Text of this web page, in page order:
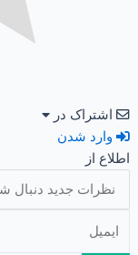
اشتراک در
وارد شدن
اطلاع از